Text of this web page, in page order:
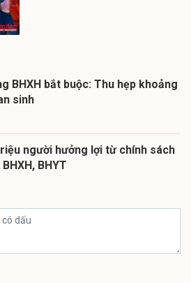
BHXH bắt buộc: Thu hẹp khoảng
sinh
người hưởng lợi từ chính sách
BHYT